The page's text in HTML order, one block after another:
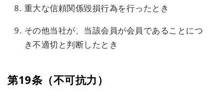
重大な信頼関係毀損行為を行ったとき
その他当社が、当該会員が会員であることにつ
き不適切と判断したとき
第19条（不可抗力）